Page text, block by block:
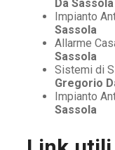
Da Sassola
Impianto
Sassola
Allarme
Sassola
Sistemi di
Gregorio
Impianto
Sassola